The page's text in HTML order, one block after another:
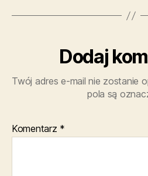
Dodaj
Twój adres e-mail nie zostanie
pola są
Komentarz *